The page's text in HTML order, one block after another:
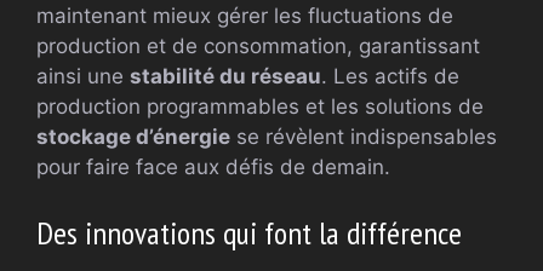
maintenant mieux gérer les fluctuations de
production et de consommation, garantissant
ainsi une stabilité du réseau. Les actifs de
production programmables et les solutions de
stockage d’énergie se révèlent indispensables
pour faire face aux défis de demain.
Des innovations qui font la différence